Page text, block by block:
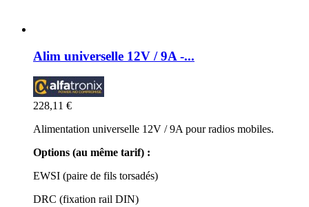
Alim universelle 12V / 9A -...
228,11 €
Alimentation universelle 12V / 9A pour radios mobiles.
Options (au même tarif) :
EWSI (paire de fils torsadés)
DRC (fixation rail DIN)